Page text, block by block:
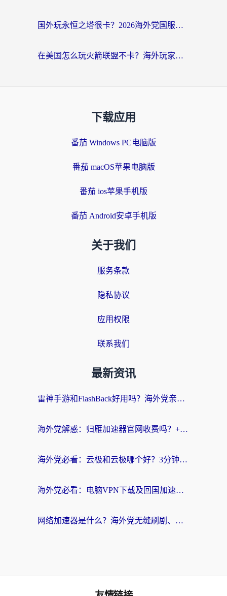
国外玩永恒之塔很卡？2026海外党国服游戏加速器终极指南（附街头篮球坦克世界实测）
在美国怎么玩火箭联盟不卡？海外玩家国服游戏加速终极指南（附明日方舟美版王者荣耀优化技巧）
下载应用
番茄 Windows PC电脑版
番茄 macOS苹果电脑版
番茄 ios苹果手机版
番茄 Android安卓手机版
关于我们
服务条款
隐私协议
应用权限
联系我们
最新资讯
雷神手游和FlashBack好用吗？海外党亲测指南，避开破解版坑轻松访问国内资源
海外党解惑：归雁加速器官网收费吗？+3个回国加速问题的真实答案
海外党必看：云极和云极哪个好？3分钟选对回国加速器，无缝访问国内资源
海外党必看：电脑VPN下载及回国加速器选择指南——无缝访问国内资源不再难
网络加速器是什么？海外党无缝刷剧、看NBA的实用指南